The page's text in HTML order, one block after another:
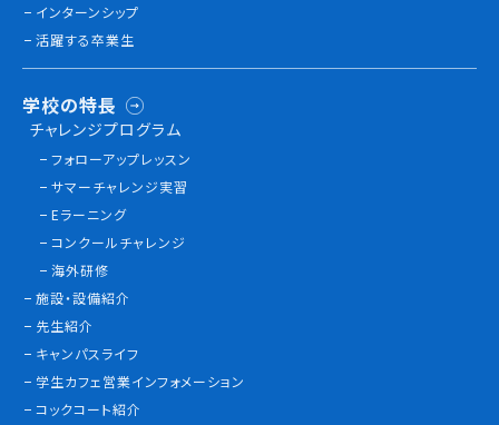
インターンシップ
活躍する卒業生
学校の特長
チャレンジプログラム
フォローアップレッスン
サマーチャレンジ実習
Eラーニング
コンクールチャレンジ
海外研修
施設・設備紹介
先生紹介
キャンパスライフ
学生カフェ営業インフォメーション
コックコート紹介